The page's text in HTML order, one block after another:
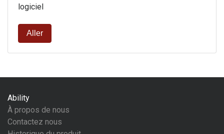
logiciel
Aller
Ability
À propos de nous
Contactez nous